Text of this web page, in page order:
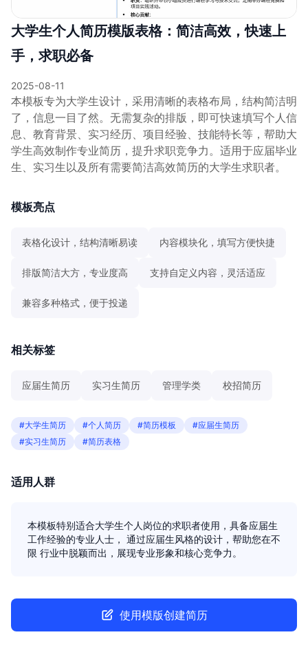
大学生个人简历模版表格：简洁高效，快速上
手，求职必备
2025-08-11
本模板专为大学生设计，采用清晰的表格布局，结构简洁明
了，信息一目了然。无需复杂的排版，即可快速填写个人信
息、教育背景、实习经历、项目经验、技能特长等，帮助大
学生高效制作专业简历，提升求职竞争力。适用于应届毕业
生、实习生以及所有需要简洁高效简历的大学生求职者。
模板亮点
表格化设计，结构清晰易读 内容模块化，填写方便快捷
排版简洁大方，专业度高 支持自定义内容，灵活适应
兼容多种格式，便于投递
相关标签
应届生简历 实习生简历 管理学类 校招简历
#大学生简历 #个人简历 #简历模板
#应届生简历
#实习生简历
#简历表格
适用人群
本模板特别适合大学生个人岗位的求职者使用，具备应届生
工作经验的专业人士， 通过应届生风格的设计，帮助您在不
限 行业中脱颖而出，展现专业形象和核心竞争力。
使用模版创建简历